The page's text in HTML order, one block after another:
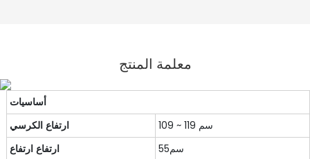
معلمة المنتج
أساسيات
ارتفاع الكرسي
109 ~ 119 سم
ارتفاع ارتفاع
سم55